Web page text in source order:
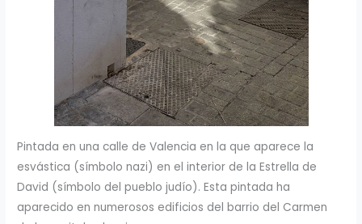
Pintada en una calle de Valencia en la que aparece la
esvástica (símbolo nazi) en el interior de la Estrella de
David (símbolo del pueblo judío). Esta pintada ha
aparecido en numerosos edificios del barrio del Carmen